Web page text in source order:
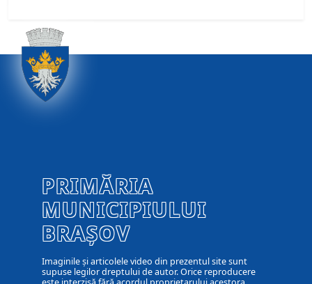
PRIMĂRIA
MUNICIPIULUI
BRAȘOV
Imaginile și articolele video din prezentul site sunt
supuse legilor dreptului de autor. Orice reproducere